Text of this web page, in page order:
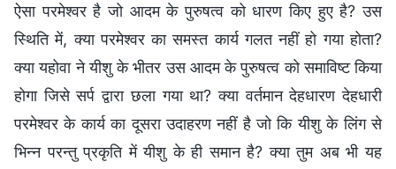
ऐसा परमेश्वर है जो आदम के पुरुषत्व को धारण किए हुए है? उस
स्थिति में, क्या परमेश्वर का समस्त कार्य गलत नहीं हो गया होता?
क्या यहोवा ने यीशु के भीतर उस आदम के पुरुषत्व को समाविष्ट किया
होगा जिसे सर्प द्वारा छला गया था? क्या वर्तमान देहधारण देहधारी
परमेश्वर के कार्य का दूसरा उदाहरण नहीं है जो कि यीशु के लिंग से
भिन्न परन्तु प्रकृति में यीशु के ही समान है? क्या तुम अब भी यह